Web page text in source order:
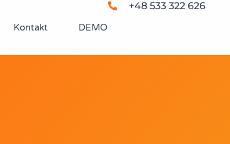
Kontakt DEMO
+48 533 322 626